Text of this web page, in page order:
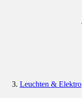
Leuchten & Elektro